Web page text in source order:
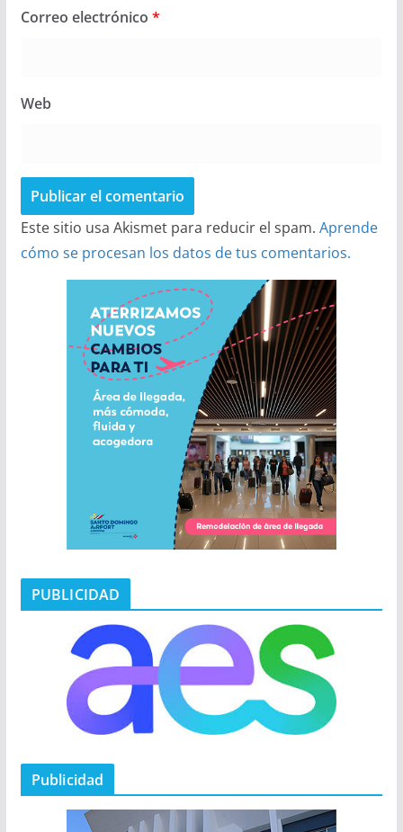
Correo electrónico *
Web
Este sitio usa Akismet para reducir el spam. Aprende
cómo se procesan los datos de tus comentarios.
PUBLICIDAD
Publicidad